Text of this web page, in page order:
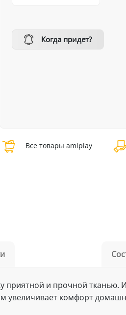
Когда придет?
Все товары amiplay
приятной и прочной тканью.
комфорт